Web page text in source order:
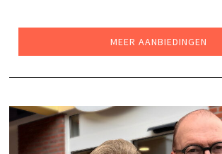
MEER AANBIEDINGEN